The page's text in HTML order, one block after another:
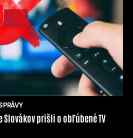
Slovákov prišli o obľúbené TV